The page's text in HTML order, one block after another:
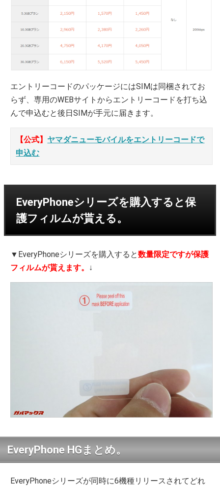
エントリーコードのパッケージにはSIMは同梱されてお
らず、専用のWEBサイトからエントリーコードを打ち込
んで申込むと後日SIMが手元に届きます。
【公式】 ヤマダニューモバイルをエントリーコードで
申込む
EveryPhoneシリーズを購入すると保
護フィルムが貰える。
▼EveryPhoneシリーズを購入すると数量限定ですが保護
フィルムが貰えます。 ↓
EveryPhone HGまとめ。
EveryPhoneシリーズが同時に6機種リリースされてどれ